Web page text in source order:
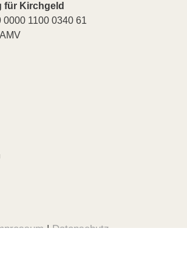
für Kirchgeld
0000 1100 0340 61
| Datenschutz